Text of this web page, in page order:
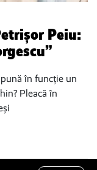
Peiu:
în funcție un
Pleacă în